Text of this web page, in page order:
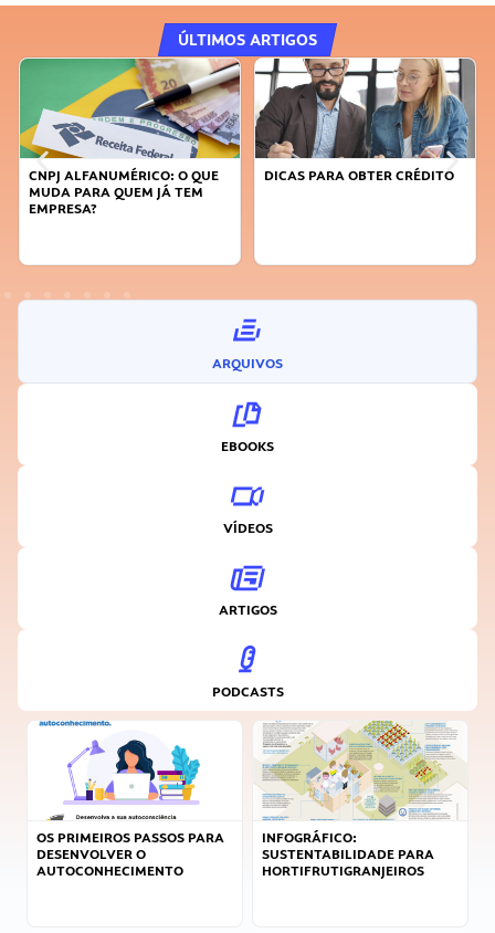
ÚLTIMOS ARTIGOS
CNPJ ALFANUMÉRICO: O QUE
MUDA PARA QUEM JÁ TEM
EMPRESA?
DICAS PARA OBTER CRÉDITO
ARQUIVOS
EBOOKS
VÍDEOS
ARTIGOS
PODCASTS
OS PRIMEIROS PASSOS PARA
DESENVOLVER O
AUTOCONHECIMENTO
INFOGRÁFICO:
SUSTENTABILIDADE PARA
HORTIFRUTIGRANJEIROS